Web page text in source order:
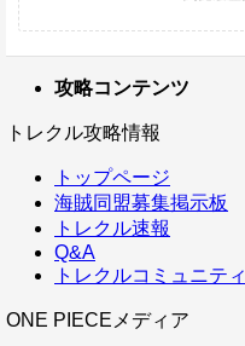
攻略コンテンツ
トレクル攻略情報
トップページ
海賊同盟募集掲示板
トレクル速報
Q&A
トレクルコミュニティ
ONE PIECEメディア